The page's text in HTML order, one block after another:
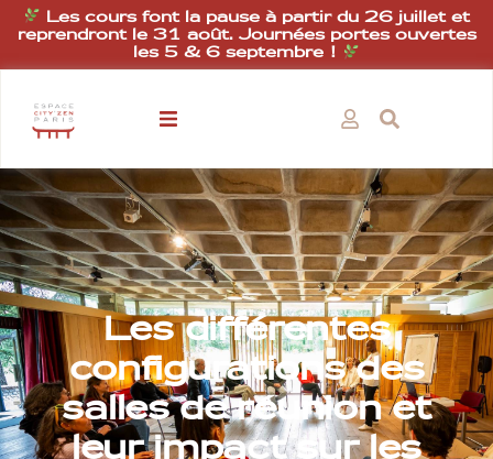
Les cours font la pause à partir du 26 juillet et
reprendront le 31 août. Journées portes ouvertes
les 5 & 6 septembre !
Les différentes
configurations des
salles de réunion et
leur impact sur les